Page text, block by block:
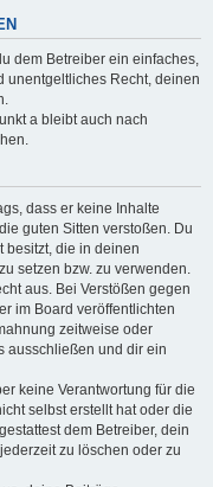
dem Betreiber ein einfaches,
unentgeltliches Recht, deinen
a bleibt auch nach
dass er keine Inhalte
guten Sitten verstoßen. Du
besitzt, die in deinen
setzen bzw. zu verwenden.
aus. Bei Verstößen gegen
im Board veröffentlichten
zeitweise oder
ausschließen und dir ein
keine Verantwortung für die
selbst erstellt hat oder die
dem Betreiber, dein
zu löschen oder zu